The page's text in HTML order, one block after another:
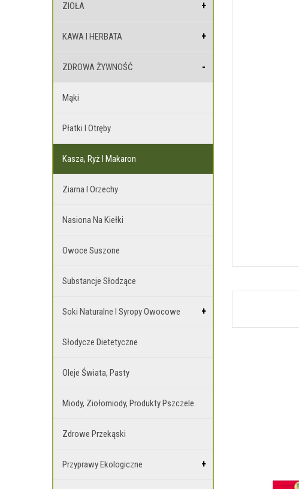
ZIOŁA
KAWA I HERBATA
ZDROWA ŻYWNOŚĆ
Mąki
Płatki I Otręby
Kasza, Ryż I Makaron
Ziarna I Orzechy
Nasiona Na Kiełki
Owoce Suszone
Substancje Słodzące
Soki Naturalne I Syropy Owocowe
Słodycze Dietetyczne
Oleje Świata, Pasty
Miody, Ziołomiody, Produkty Pszczele
Zdrowe Przekąski
Przyprawy Ekologiczne